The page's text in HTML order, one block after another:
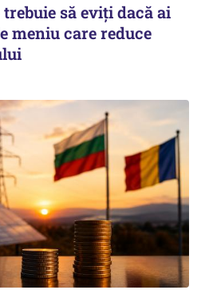
să eviți dacă ai
meniu care reduce